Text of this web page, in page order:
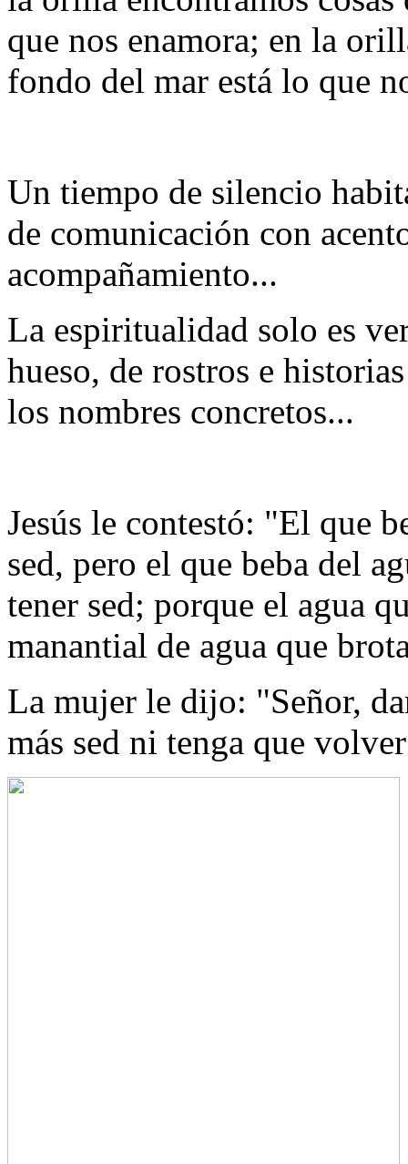
que nos enamora; en la
fondo del mar está lo que
Un tiempo de silencio
de comunicación con
acompañamiento...
La espiritualidad solo es
hueso, de rostros e
los nombres concretos...
Jesús le contestó: "El que
sed, pero el que beba del
tener sed; porque el agua
manantial de agua que
La mujer le dijo: "Señor,
más sed ni tenga que